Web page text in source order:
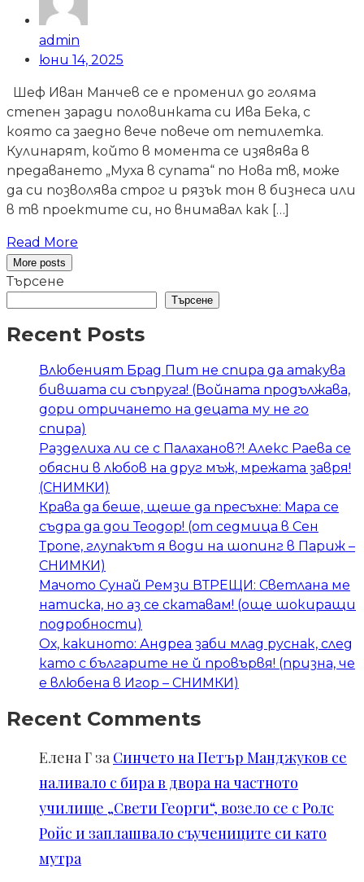
admin
юни 14, 2025
Шеф Иван Манчев се е променил до голяма
степен заради половинката си Ива Бека, с
която са заедно вече повече от петилетка.
Кулинарят, който в момента се изявява в
предаването „Муха в супата“ по Нова тв, може
да си позволява строг и рязък тон в бизнеса или
в тв проектите си, но внимавал как […]
Read More
More posts
Търсене
Търсене
Recent Posts
Влюбеният Брад Пит не спира да атакува
бившата си съпруга! (Войната продължава,
дори отричането на децата му не го
спира)
Разделиха ли се с Палаханов?! Алекс Раева се
обясни в любов на друг мъж, мрежата завря!
(СНИМКИ)
Крава да беше, щеше да пресъхне: Мара се
съдра да дои Теодор! (от седмица в Сен
Тропе, глупакът я води на шопинг в Париж –
СНИМКИ)
Мачото Сунай Ремзи ВТРЕЩИ: Светлана ме
натиска, но аз се скатавам! (още шокиращи
подробности)
Ох, какиното: Андреа заби млад руснак, след
като с българите не й провървя! (призна, че
е влюбена в Игор – СНИМКИ)
Recent Comments
Елена Г за Синчето на Петър Манджуков се
наливало с бира в двора на частното
училище „Свети Георги“, возело се с Ролс
Ройс и заплашвало съучениците си като
мутра